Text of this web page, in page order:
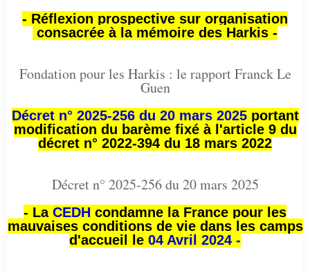
- Réflexion prospective sur organisation
consacrée à la mémoire des Harkis -
Fondation pour les Harkis : le rapport Franck Le
Guen
Décret n° 2025-256 du 20 mars 2025portant
modification du barème fixé à l'article 9 du
décret n° 2022-394 du 18 mars 2022
Décret n° 2025-256 du 20 mars 2025
- La CEDH condamne la France pour les
mauvaises conditions de vie dans les camps
d'accueil le 04 Avril 2024 -